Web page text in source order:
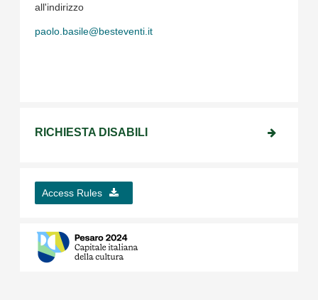
all'indirizzo
paolo.basile@besteventi.it
RICHIESTA DISABILI
Access Rules